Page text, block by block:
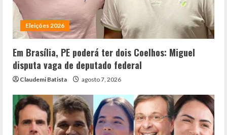
Eleições 2026
Em Brasília, PE poderá ter dois Coelhos: Miguel
disputa vaga de deputado federal
Claudemi Batista agosto 7, 2026